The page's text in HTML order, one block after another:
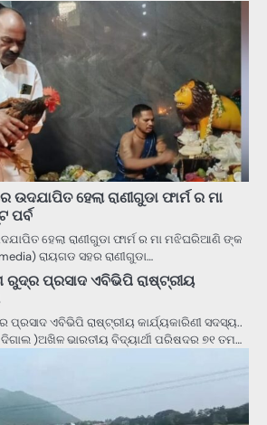
ହେଲା ରାଣୀଗୁଡା ଫାର୍ମ ର ମା
ହେଲା ରାଣୀଗୁଡା ଫାର୍ମ ର ମା ମଝିଘରିଆଣି ଙ୍କ
ରାୟଗଡ ସହର ରାଣୀଗୁଡା…
ରୁଦ୍ର ପ୍ରସାଦ ଏବିଭିପି ରାଷ୍ଟ୍ରୀୟ
ପ୍ରସାଦ ଏବିଭିପି ରାଷ୍ଟ୍ରୀୟ କାର୍ଯ୍ୟକାରିଣୀ ସଦସ୍ୟ..
)ଅଖିଳ ଭାରତୀୟ ବିଦ୍ୟାର୍ଥୀ ପରିଷଦର ୭୧ ତମ…